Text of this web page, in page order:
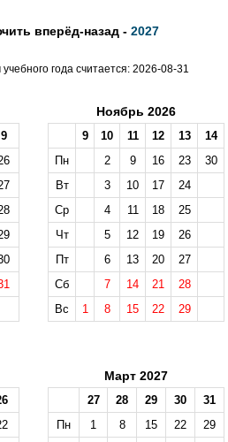
вперёд-назад - 2027
года считается: 2026-08-31
9
Ноябрь 2026
9 10 11 12 13
14
Пн
2 9 16 23
30
Вт
3 10 17
24
Ср
4 11 18
25
Чт
5 12 19
26
Пт
6 13 20
27
Сб
7 14 21
28
Вс
1 8 15 22 29
Март 2027
27 28 29 30
31
Пн
1 8 15 22
29